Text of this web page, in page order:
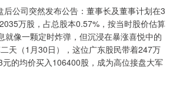
公司突然发布公告：董事长及董事计划在3
万股，占总股本0.57%，按当时股价估算
就像一颗定时炸弹，但沉浸在暴涨喜悦中的
天（1月30日），这位广东股民带着247万
的均价买入106400股，成为高位接盘大军